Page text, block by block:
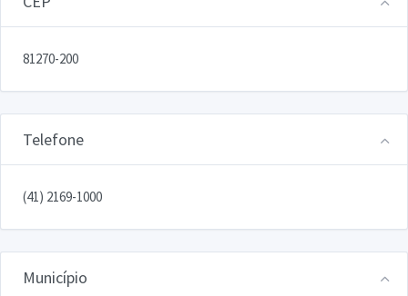
81270-200
Telefone
(41) 2169-1000
Município